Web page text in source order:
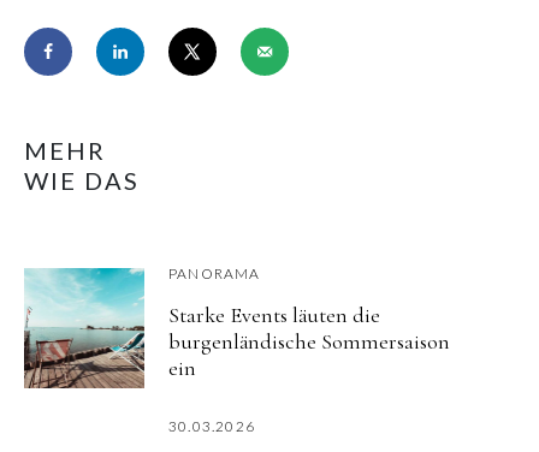
MEHR
WIE DAS
PANORAMA
Starke Events läuten die
burgenländische Sommersaison
ein
30.03.2026